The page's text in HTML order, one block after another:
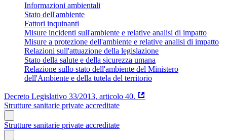
Informazioni ambientali
Stato dell'ambiente
Fattori inquinanti
Misure incidenti sull'ambiente e relative analisi di impatto
Misure a protezione dell'ambiente e relative analisi di impatto
Relazioni sull'attuazione della legislazione
Stato della salute e della sicurezza umana
Relazione sullo stato dell'ambiente del Ministero
dell'Ambiente e della tutela del territorio
Decreto Legislativo 33/2013, articolo 40.
Strutture sanitarie private accreditate
Strutture sanitarie private accreditate